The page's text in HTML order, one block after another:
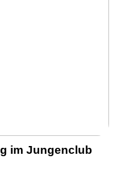
im Jungenclub